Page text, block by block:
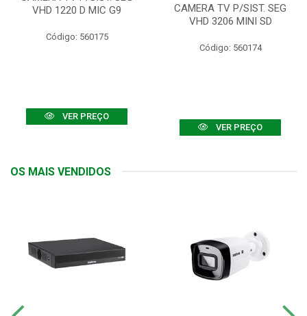
VHD 1220 D MIC G9
Código: 560175
VER PREÇO
CAMERA TV P/SIST. SEG
VHD 3206 MINI SD
Código: 560174
VER PREÇO
OS MAIS VENDIDOS